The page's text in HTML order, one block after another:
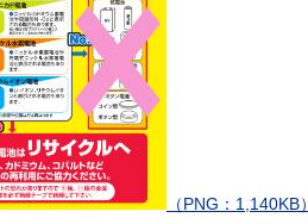
（PNG：1,140KB）